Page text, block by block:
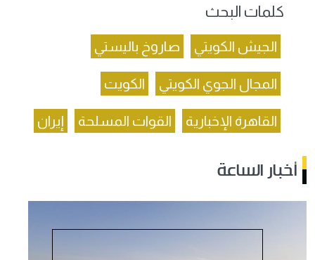
كلمات البحث
الجيش الكويتي صاروخ باليستي
المجال الجوي الكويتي الكويت
القاهرة الإخبارية القوات المسلحة إيران
أخبار الساعة